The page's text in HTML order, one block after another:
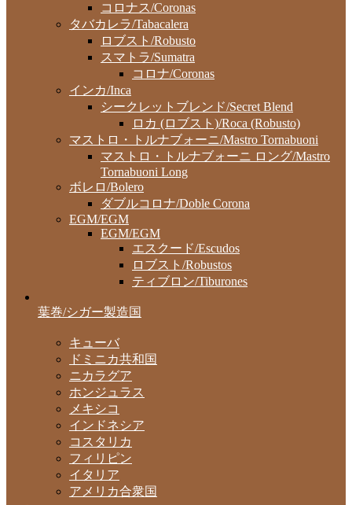
コロナス/Coronas
タバカレラ/Tabacalera
ロブスト/Robusto
スマトラ/Sumatra
コロナ/Coronas
インカ/Inca
シークレットブレンド/Secret Blend
ロカ (ロブスト)/Roca (Robusto)
マストロ・トルナブォーニ/Mastro Tornabuoni
マストロ・トルナブォーニ ロング/Mastro
Tornabuoni Long
ボレロ/Bolero
ダブルコロナ/Doble Corona
EGM/EGM
EGM/EGM
エスクード/Escudos
ロブスト/Robustos
ティブロン/Tiburones
葉巻/シガー製造国
キューバ
ドミニカ共和国
ニカラグア
ホンジュラス
メキシコ
インドネシア
コスタリカ
フィリピン
イタリア
アメリカ合衆国